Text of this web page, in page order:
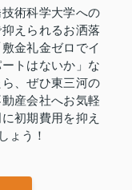
術科学大学への
えられるお洒落
金礼金ゼロでイ
トはないか」な
、ぜひ東三河の
産会社へお気軽
初期費用を抑え
ょう！